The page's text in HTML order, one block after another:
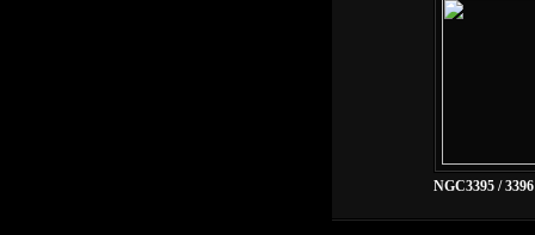
NGC3395 / 3396